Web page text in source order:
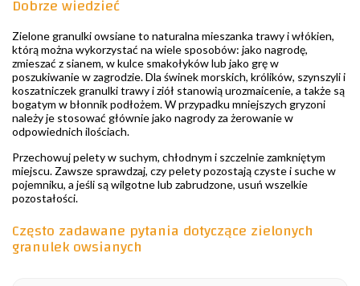
Dobrze wiedzieć
Zielone granulki owsiane to naturalna mieszanka trawy i włókien,
którą można wykorzystać na wiele sposobów: jako nagrodę,
zmieszać z sianem, w kulce smakołyków lub jako grę w
poszukiwanie w zagrodzie. Dla świnek morskich, królików, szynszyli i
koszatniczek granulki trawy i ziół stanowią urozmaicenie, a także są
bogatym w błonnik podłożem. W przypadku mniejszych gryzoni
należy je stosować głównie jako nagrody za żerowanie w
odpowiednich ilościach.
Przechowuj pelety w suchym, chłodnym i szczelnie zamkniętym
miejscu. Zawsze sprawdzaj, czy pelety pozostają czyste i suche w
pojemniku, a jeśli są wilgotne lub zabrudzone, usuń wszelkie
pozostałości.
Często zadawane pytania dotyczące zielonych
granulek owsianych